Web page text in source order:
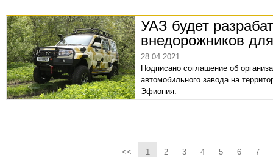
УАЗ будет
внедорожников
28.04.2021
Подписано соглашение об
автомобильного завода на
Эфиопия.
<< 1 2 3 4 5 6 7